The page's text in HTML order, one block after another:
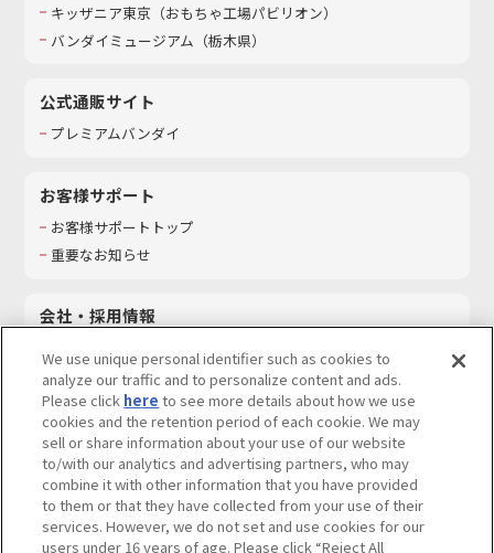
キッザニア東京（おもちゃ工場パビリオン）​
バンダイミュージアム（栃木県）
公式通販サイト
プレミアムバンダイ
お客様サポート
お客様サポートトップ
重要なお知らせ
会社・採用情報
採用情報
サステナビリティ
お問い合わせ
ウェブサイトご利用条件 ソーシャルメディアポリシー
We use unique personal identifier such as cookies to
analyze our traffic and to personalize content and ads.
Please click here to see more details about how we use
cookies and the retention period of each cookie. We may
sell or share information about your use of our website
to/with our analytics and advertising partners, who may
combine it with other information that you have provided
to them or that they have collected from your use of their
services. However, we do not set and use cookies for our
users under 16 years of age. Please click “Reject All